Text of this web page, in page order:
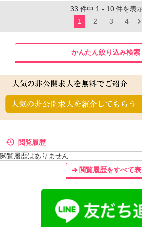
33 件中 1 - 10件を表
1
2 3 4
かんたん絞り込み検索
閲覧履歴
閲覧履歴はありません
閲覧履歴をすべて